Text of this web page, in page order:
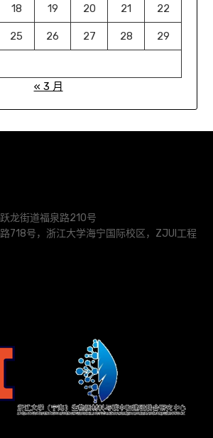
18 19 20 21 22
25 26 27 28 29
« 3 月
龙街道福泉路210号
718号，浙江大学海宁国际校区，ZJUI工程